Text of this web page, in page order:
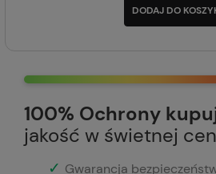
DODAJ DO
100% Ochrony
jakość w świetnej
✓ Gwarancja